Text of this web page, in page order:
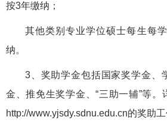
按3年缴纳；
其他类别专业学位硕士每生每
纳。
3、奖助学金包括国家奖学金、
金、推免生奖学金、“三助一辅”等
http://www.yjsdy.sdnu.edu.cn的奖助工